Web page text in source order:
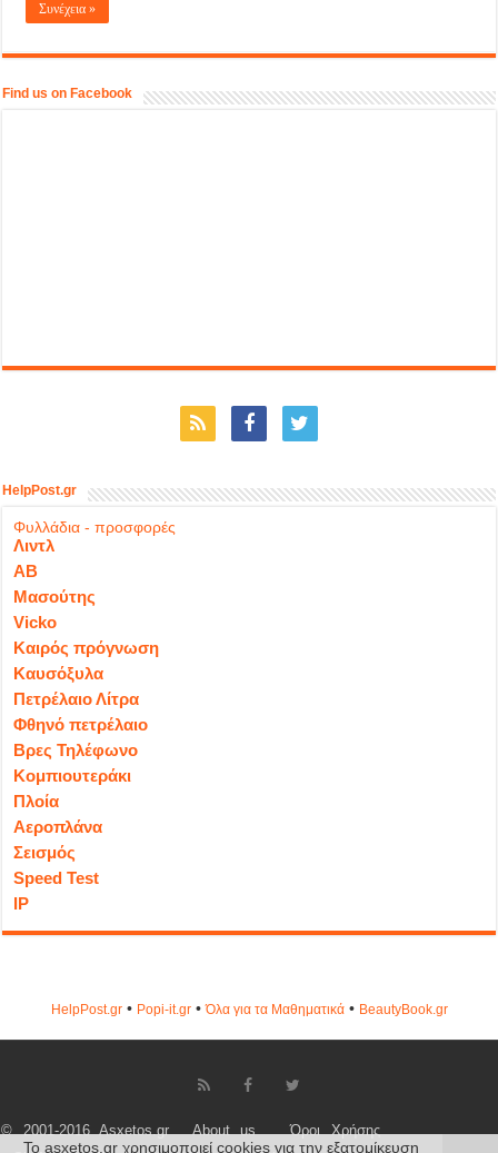
Συνέχεια »
Find us on Facebook
HelpPost.gr
Φυλλάδια - προσφορές
Λιντλ
ΑΒ
Μασούτης
Vicko
Καιρός πρόγνωση
Καυσόξυλα
Πετρέλαιο Λίτρα
Φθηνό πετρέλαιο
Βρες Τηλέφωνο
Κομπιουτεράκι
Πλοία
Αεροπλάνα
Σεισμός
Speed Test
IP
HelpPost.gr• Popi-it.gr•Όλα για τα Μαθηματικά• ΒeautyΒook.gr
© 2001-2016 Asxetos.gr About us
Όροι Χρήσης
Το asxetos.gr χρησιμοποιεί cookies για την εξατομίκευση